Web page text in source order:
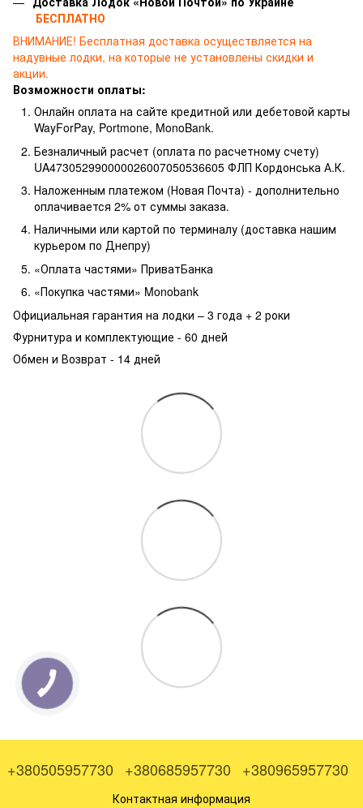
БЕСПЛАТНО
ВНИМАНИЕ! Бесплатная доставка осуществляется на
надувные лодки, на которые не установлены скидки и
акции.
Возможности оплаты:
Онлайн оплата на сайте кредитной или дебетовой карты
WayForPay, Portmone, MonoBank.
Безналичный расчет (оплата по расчетному счету)
UA473052990000026007050536605 ФЛП Кордонська А.К.
Наложенным платежом (Новая Почта) - дополнительно
оплачивается 2% от суммы заказа.
Наличными или картой по терминалу (доставка нашим
курьером по Днепру)
«Оплата частями» ПриватБанка
«Покупка частями» Monobank
Официальная гарантия на лодки – 3 года + 2 роки
Фурнитура и комплектующие - 60 дней
Обмен и Возврат - 14 дней
+380505957730 +380685957730 +380965957730
Контактная информация